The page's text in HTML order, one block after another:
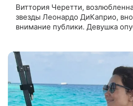
Виттория Черетти,
звезды Леонардо ДиКаприо,
внимание публики. Девушка